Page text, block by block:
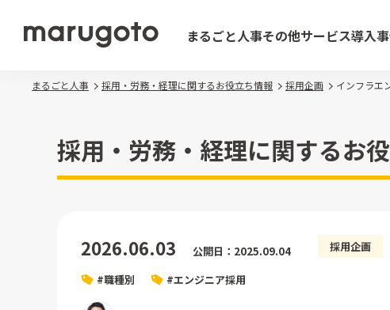
まるごと人事その他サービス導入
まるごと人事 採用・労務・経理に関するお役立ち情報 採用企画 インフラエ
採用・労務・経理に関するお
2026.06.03 公開日：2025.09.04 採用企画
#職種別 #エンジニア採用